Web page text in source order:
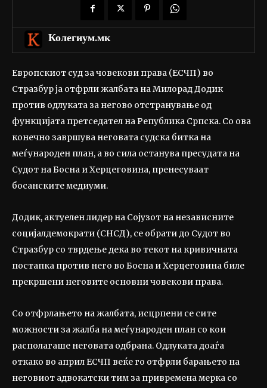
Колегиум.мк
Европскиот суд за човекови права (ЕСЧП) во
Стразбур ја отфрли жалбата на Милорад Додик
против одлуката за негово отстранување од
функцијата претседател на Република Српска. Со ова
конечно завршува неговата судска битка на
меѓународен план, а во сила останува пресудата на
Судот на Босна и Херцеговина, пренесуваат
босанските медиуми.
Додик, актуелен лидер на Сојузот на независните
социјалдемократи (СНСД), се обрати до Судот во
Стразбур со тврдење дека во текот на кривичната
постапка против него во Босна и Херцеговина биле
прекршени неговите основни човекови права.
Со отфрлањето на жалбата, исцрпени се сите
можности за жалба на меѓународен план со кои
располагаше неговата одбрана. Одлуката доаѓа
откако во април ЕСЧП веќе го отфрли барањето на
неговиот адвокатски тим за привремена мерка со